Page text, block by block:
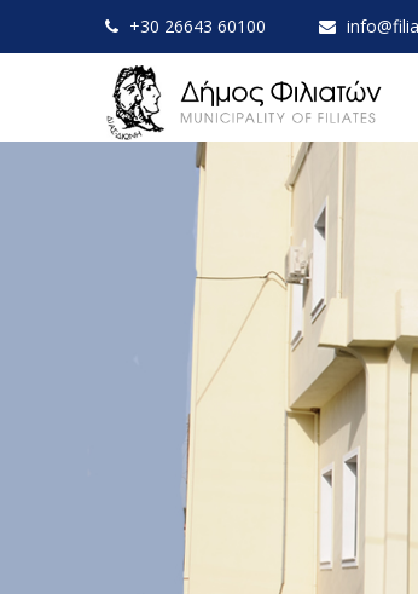
+30 26643 60100